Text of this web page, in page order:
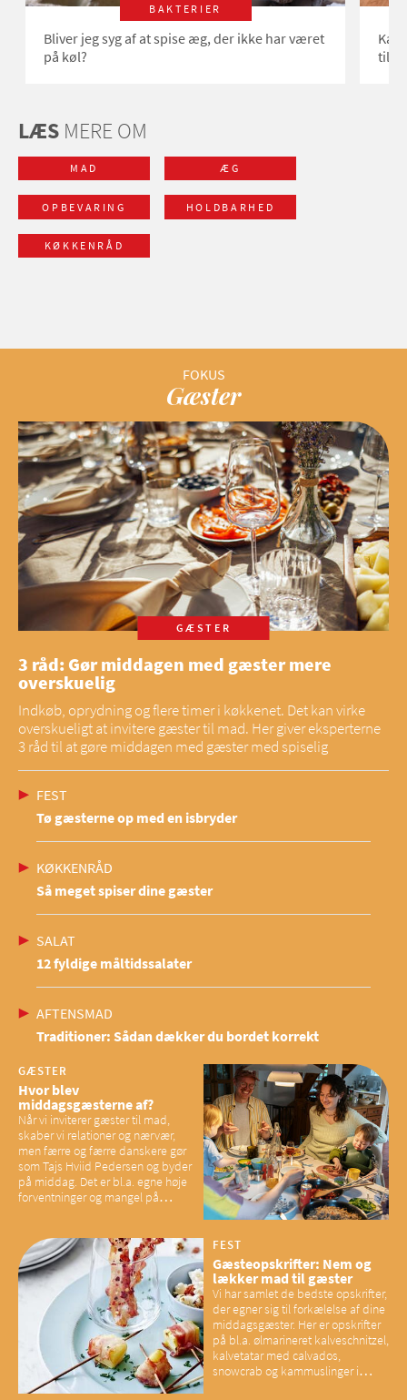
BAKTERIER
Bliver jeg syg af at spise æg, der ikke har været
på køl?
Kan
til at
LÆS MERE OM
MAD ÆG
OPBEVARING HOLDBARHED
KØKKENRÅD
Gæster
GÆSTER
3 råd: Gør middagen med gæster mere
overskuelig
Indkøb, oprydning og flere timer i køkkenet. Det kan virke
overskueligt at invitere gæster til mad. Her giver eksperterne
3 råd til at gøre middagen med gæster med spiselig
FEST
Tø gæsterne op med en isbryder
KØKKENRÅD
Så meget spiser dine gæster
SALAT
12 fyldige måltidssalater
AFTENSMAD
Traditioner: Sådan dækker du bordet korrekt
GÆSTER
Hvor blev
middagsgæsterne af?
Når vi inviterer gæster til mad,
skaber vi relationer og nærvær,
men færre og færre danskere gør
som Tajs Hviid Pedersen og byder
på middag. Det er bl.a. egne høje
forventninger og mangel på
have konsekvenser for vores
sociale fællesskaber
FEST
Gæsteopskrifter: Nem og
lækker mad til gæster
Vi har samlet de bedste opskrifter,
der egner sig til forkælelse af dine
middagsgæster. Her er opskrifter
på bl.a. ølmarineret kalveschnitzel,
kalvetatar med calvados,
snowcrab og kammuslinger i